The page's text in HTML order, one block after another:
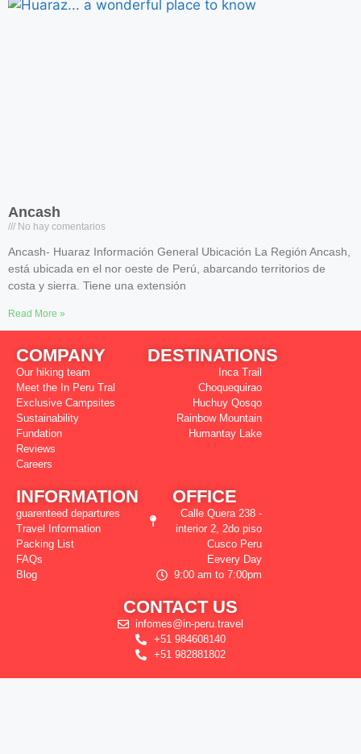
Ancash
No hay comentarios
Ancash- Huaraz Información General Ubicación La Región Ancash,
está ubicada en el nor oeste de Perú, abarcando territorios de
costa y sierra. Tiene una extensión
Read More »
COMPANY
Our hiking team
Meet the In Peru Tral
Exclusive Campsites
Sustainability
Fundation
Reviews
Careers
DESTINATIONS
Inca Trail
Choquequirao
Huchuy Qosqo
Rainbow Mountain
Humantay Lake
INFORMATION
guarenteed departures
Travel Information
Packing List
FAQs
Blog
OFFICE
Calle Quera 238 -
interior 2, 2do piso
Cusco Peru
Eevery Day
9:00 am to 7:00pm
CONTACT US
infomes@in-peru.travel
+51 984608140
+51 982881802